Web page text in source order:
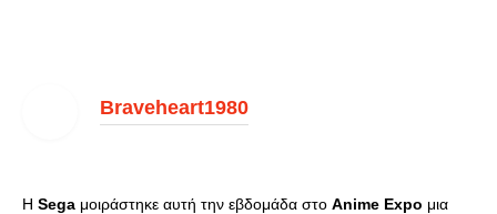
Braveheart1980
Η Sega μοιράστηκε αυτή την εβδομάδα στο Anime Expo μια